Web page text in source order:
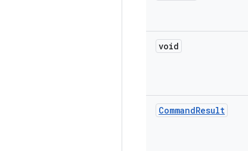
void
CommandResult